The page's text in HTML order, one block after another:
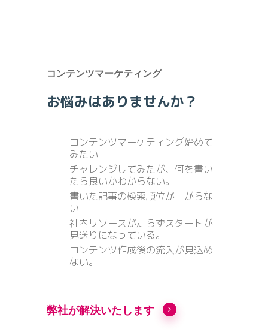
コンテンツマーケティング
お悩みはありませんか？
コンテンツマーケティング始めて
みたい
チャレンジしてみたが、何を書い
たら良いかわからない。
書いた記事の検索順位が上がらな
い
社内リソースが足らずスタートが
見送りになっている。
コンテンツ作成後の流入が見込め
ない。
弊社が解決いたします